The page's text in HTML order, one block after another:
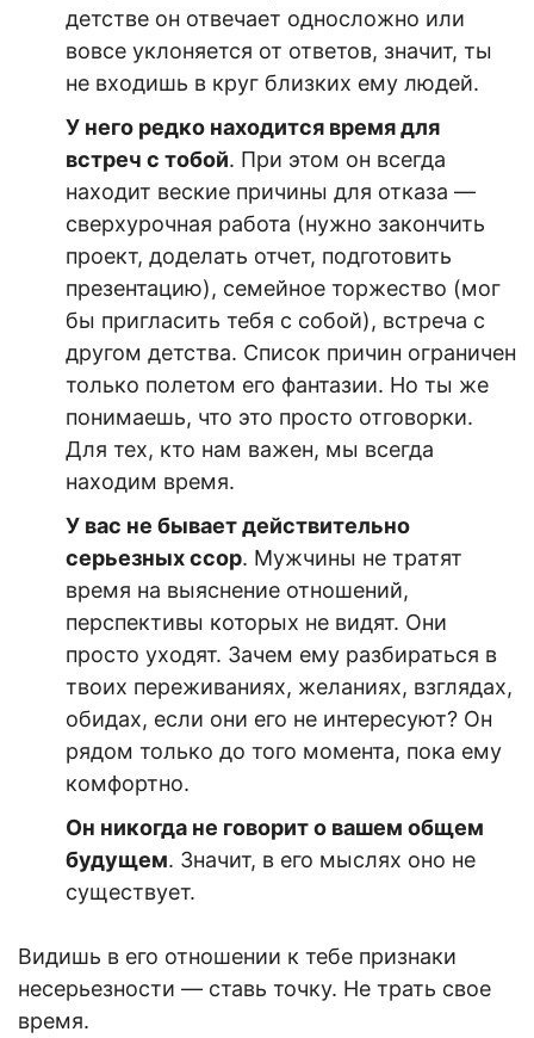
детстве он отвечает односложно или
вовсе уклоняется от ответов, значит, ты
не входишь в круг близких ему людей.
У него редко находится время для
встреч с тобой. При этом он всегда
находит веские причины для отказа —
сверхурочная работа (нужно закончить
проект, доделать отчет, подготовить
презентацию), семейное торжество (мог
бы пригласить тебя с собой), встреча с
другом детства. Список причин ограничен
только полетом его фантазии. Но ты же
понимаешь, что это просто отговорки.
Для тех, кто нам важен, мы всегда
находим время.
У вас не бывает действительно
серьезных ссор. Мужчины не тратят
время на выяснение отношений,
перспективы которых не видят. Они
просто уходят. Зачем ему разбираться в
твоих переживаниях, желаниях, взглядах,
обидах, если они его не интересуют? Он
рядом только до того момента, пока ему
комфортно.
Он никогда не говорит о вашем общем
будущем. Значит, в его мыслях оно не
существует.
Видишь в его отношении к тебе признаки
несерьезности — ставь точку. Не трать свое
время.